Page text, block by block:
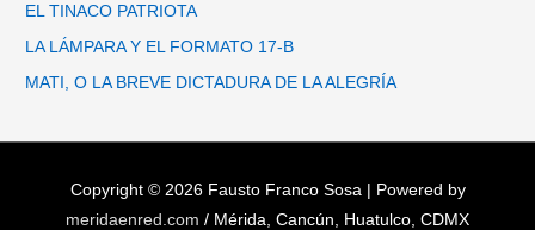
EL TINACO PATRIOTA
LA LÁMPARA Y EL FORMATO 17-B
MATI, O LA BREVE DICTADURA DE LA ALEGRÍA
Copyright © 2026 Fausto Franco Sosa| Powered by
meridaenred.com / Mérida, Cancún, Huatulco, CDMX